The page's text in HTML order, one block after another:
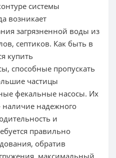
системы
возникает
загрязненной воды из
септиков. Как быть в
купить
способные пропускать
частицы
фекальные насосы. Их
надежного
и
правильно
обратив
максимальный